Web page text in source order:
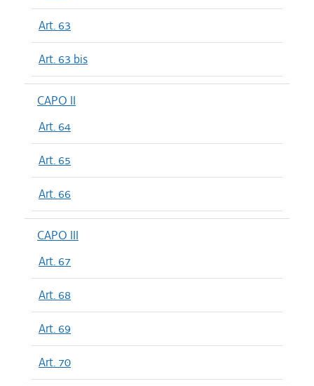
Art. 63
Art. 63 bis
CAPO II
Art. 64
Art. 65
Art. 66
CAPO III
Art. 67
Art. 68
Art. 69
Art. 70